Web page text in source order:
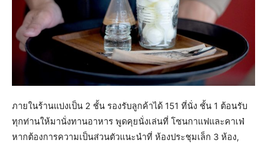
ภายในร้านแบ่งเป็น 2 ชั้น รองรับลูกค้าได้ 151 ที่นั่ง ชั้น 1 ต้อนรับ
ทุกท่านให้มานั่งทานอาหาร พูดคุยนั่งเล่นที่ โซนกาแฟและคาเฟ่
หากต้องการความเป็นส่วนตัวแนะนำที่ ห้องประชุมเล็ก 3 ห้อง,